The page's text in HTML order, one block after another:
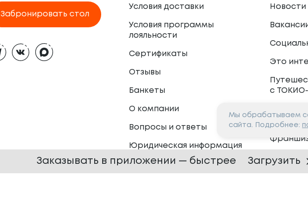
Забронировать стол
тема
Условия доставки
Условия программы
лояльности
Сертификаты
Отзывы
Банкеты
О компании
Вопросы и ответы
Юридическая информация
Новости
Это
с ТОКИО-
Мы обрабатываем
сайта. Подробнее:
Заказывать в приложении — быстрее Загрузить